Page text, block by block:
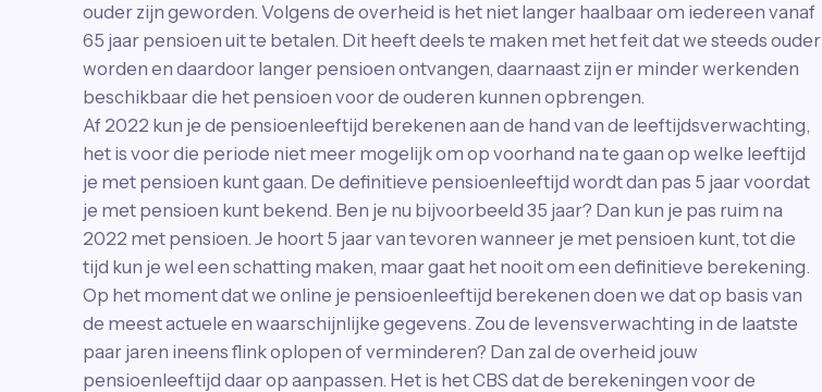
ouder zijn geworden. Volgens de overheid is het niet langer haalbaar om iedereen vanaf
65 jaar pensioen uit te betalen. Dit heeft deels te maken met het feit dat we steeds ouder
worden en daardoor langer pensioen ontvangen, daarnaast zijn er minder werkenden
beschikbaar die het pensioen voor de ouderen kunnen opbrengen.
Af 2022 kun je de pensioenleeftijd berekenen aan de hand van de leeftijdsverwachting,
het is voor die periode niet meer mogelijk om op voorhand na te gaan op welke leeftijd
je met pensioen kunt gaan. De definitieve pensioenleeftijd wordt dan pas 5 jaar voordat
je met pensioen kunt bekend. Ben je nu bijvoorbeeld 35 jaar? Dan kun je pas ruim na
2022 met pensioen. Je hoort 5 jaar van tevoren wanneer je met pensioen kunt, tot die
tijd kun je wel een schatting maken, maar gaat het nooit om een definitieve berekening.
Op het moment dat we online je pensioenleeftijd berekenen doen we dat op basis van
de meest actuele en waarschijnlijke gegevens. Zou de levensverwachting in de laatste
paar jaren ineens flink oplopen of verminderen? Dan zal de overheid jouw
pensioenleeftijd daar op aanpassen. Het is het CBS dat de berekeningen voor de